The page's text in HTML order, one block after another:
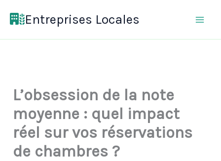
Entreprises Locales
L’obsession de la note
moyenne : quel impact
réel sur vos réservations
de chambres ?